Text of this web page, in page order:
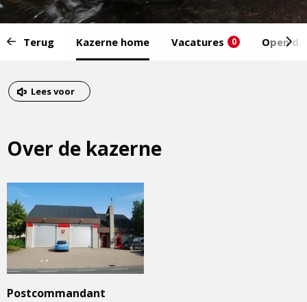
van
menu:
Terug Kazerne home Vacatures 0 Open
van
het
Dit
externe
Lees voor
Over de kazerne
Postcommandant